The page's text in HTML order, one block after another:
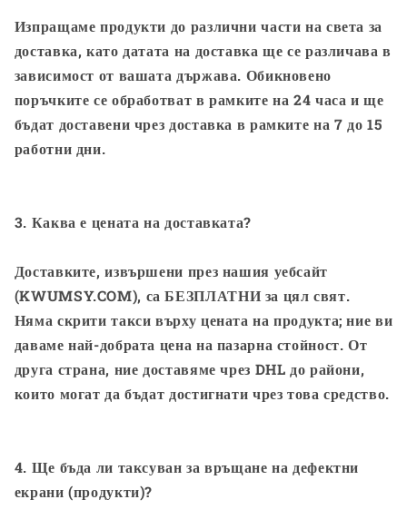
Изпращаме продукти до различни части на света за
доставка, като датата на доставка ще се различава в
зависимост от вашата държава. Обикновено
поръчките се обработват в рамките на 24 часа и ще
бъдат доставени чрез доставка в рамките на 7 до 15
работни дни.
3. Каква е цената на доставката?
Доставките, извършени през нашия уебсайт
(KWUMSY.COM), са БЕЗПЛАТНИ за цял свят.
Няма скрити такси върху цената на продукта; ние ви
даваме най-добрата цена на пазарна стойност. От
друга страна, ние доставяме чрез DHL до райони,
които могат да бъдат достигнати чрез това средство.
4. Ще бъда ли таксуван за връщане на дефектни
екрани (продукти)?